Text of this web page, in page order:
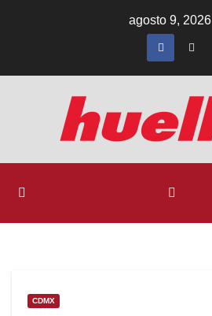
agosto 9, 2026
CDMX